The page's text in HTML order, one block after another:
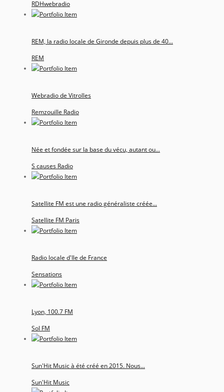
RDHwebradio
REM, la radio locale de Gironde depuis plus de 40...
REM
Webradio de Vitrolles
Remzouille Radio
Née et fondée sur la base du vécu, autant ou...
S causes Radio
Satellite FM est une radio généraliste créée...
Satellite FM Paris
Radio locale d'Ile de France
Sensations
Lyon, 100.7 FM
Sol FM
Sun'Hit Music à été créé en 2015. Nous...
Sun'Hit Music